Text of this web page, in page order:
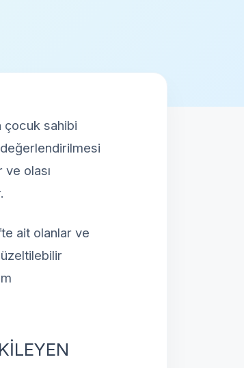
çocuk sahibi
olası
ait olanlar ve